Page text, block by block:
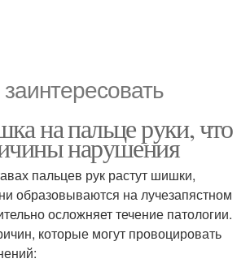
на пальце руки, что
нарушения
пальцев рук растут шишки,
образовываются на лучезапястном
осложняет течение патологии.
которые могут провоцировать